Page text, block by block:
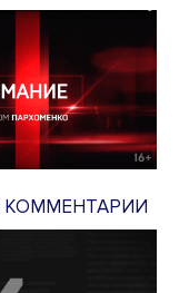
КОММЕНТАРИИ